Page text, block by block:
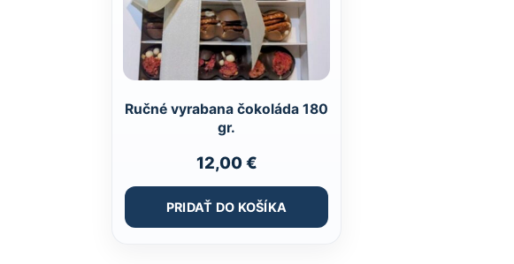
Ručné vyrabana čokoláda 180
gr.
12,00€
PRIDAŤ DO KOŠÍKA